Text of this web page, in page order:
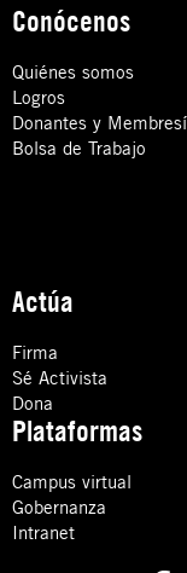
Conócenos
Quiénes somos
Logros
Donantes y
Bolsa de Trabajo
Actúa
Firma
Sé Activista
Dona
Plataformas
Campus virtual
Gobernanza
Intranet